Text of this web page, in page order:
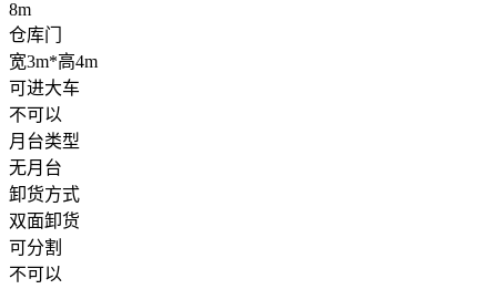
8m
仓库门
宽3m*高4m
可进大车
不可以
月台类型
无月台
卸货方式
双面卸货
可分割
不可以